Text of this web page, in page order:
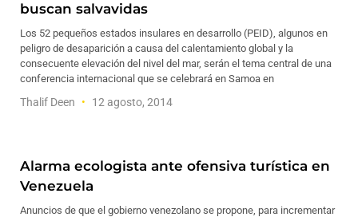
buscan salvavidas
Los 52 pequeños estados insulares en desarrollo (PEID), algunos en
peligro de desaparición a causa del calentamiento global y la
consecuente elevación del nivel del mar, serán el tema central de una
conferencia internacional que se celebrará en Samoa en
Thalif Deen 12 agosto, 2014
Alarma ecologista ante ofensiva turística en
Venezuela
Anuncios de que el gobierno venezolano se propone, para incrementar